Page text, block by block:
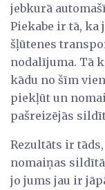
jebkurā
Piekabe ir tā,
šļūtenes
nodalījuma. Tā
kādu no šīm
piekļūt un
pašreizējās
Rezultāts ir
nomaiņas
jo jums jau ir